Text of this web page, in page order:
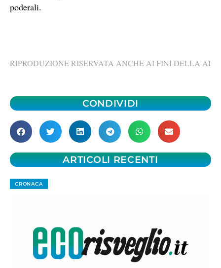
poderali.
RIPRODUZIONE RISERVATA ANCHE AI FINI DELLA AI
CONDIVIDI
ARTICOLI RECENTI
CRONACA